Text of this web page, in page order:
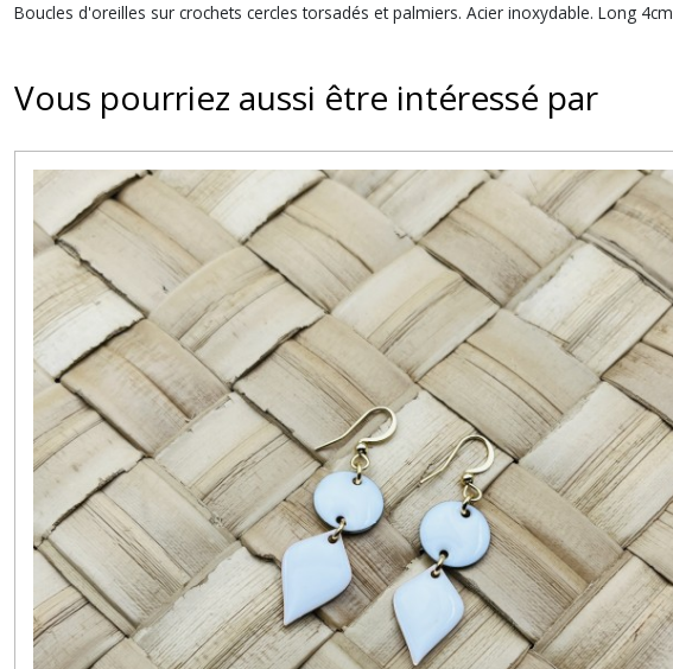
Boucles d'oreilles sur crochets cercles torsadés et palmiers. Acier inoxydable. Long 4cm
Vous pourriez aussi être intéressé par